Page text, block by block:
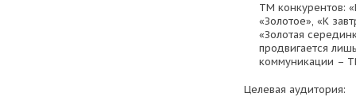
ТМ конкурентов:
«Золотое», «К
«Золотая
продвигается
коммуникации –
Целевая аудитория: